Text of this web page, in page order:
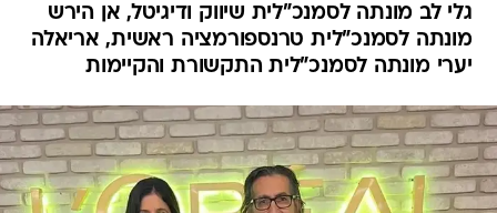
גלי לב מונתה לסמנכ"לית שיווק ודיגיטל, אן הירש
מונתה לסמנכ"לית טרנספורמציה ראשית, אריאלה
יערי מונתה לסמנכ"לית התקשורת והקיימות